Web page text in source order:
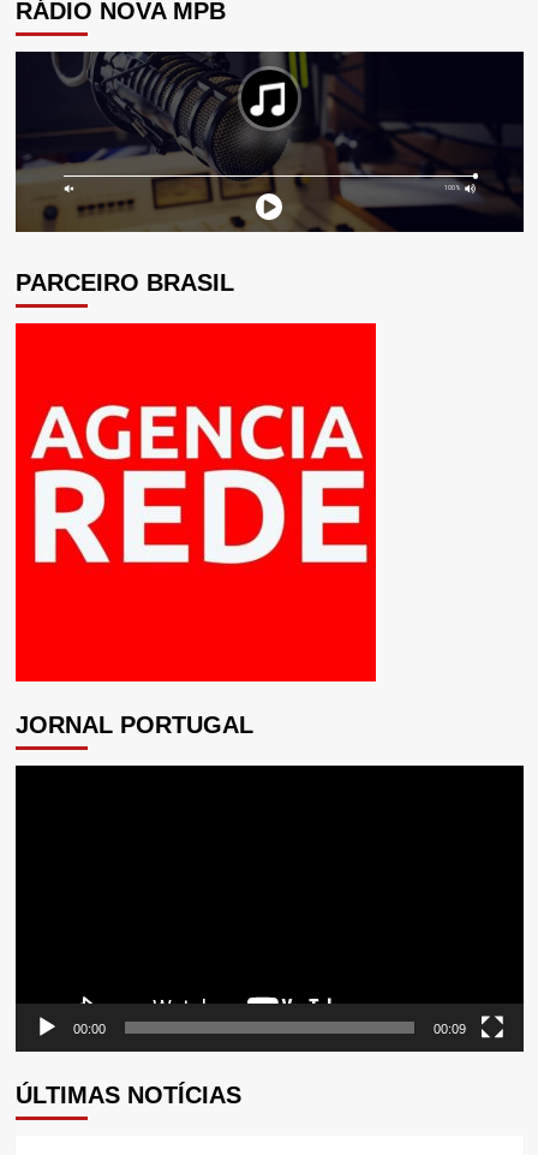
RÁDIO NOVA MPB
PARCEIRO BRASIL
JORNAL PORTUGAL
00:00 00:09
ÚLTIMAS NOTÍCIAS